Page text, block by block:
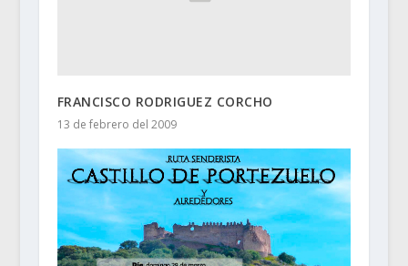
FRANCISCO RODRIGUEZ CORCHO
13 de febrero del 2009